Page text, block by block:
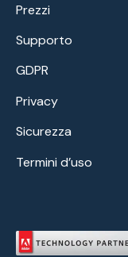
Prezzi
Supporto
GDPR
Privacy
Sicurezza
Termini d’uso